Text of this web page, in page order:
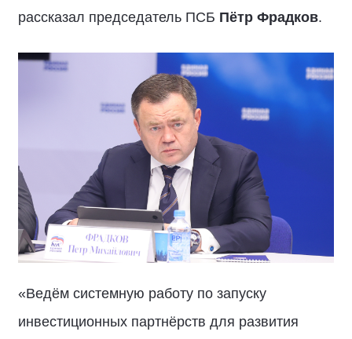
рассказал председатель ПСБ Пётр Фрадков.
«Ведём системную работу по запуску
инвестиционных партнёрств для развития